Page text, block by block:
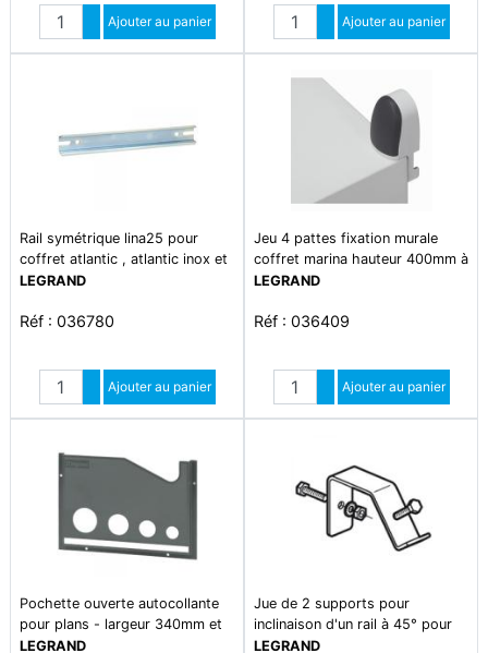
Quantité
Augmenter quantité
Diminuer quantité
Ajouter au panier Quantité
Augmenter quantité
Diminuer quantité
Ajouter au panier
Rail symétrique lina25 pour
coffret atlantic , atlantic inox et
marina largeur 300mm -
LEGRAND
Réf : 036780
Quantité
Augmenter quantité
Diminuer quantité
Ajouter au panier
Jeu 4 pattes fixation murale
coffret marina hauteur 400mm à
1200mm - 150kg max
LEGRAND
Réf : 036409
Quantité
Augmenter quantité
Diminuer quantité
Ajouter au panier
Pochette ouverte autocollante
pour plans - largeur 340mm et
hauteur 235mm - ral7035
LEGRAND
Jue de 2 supports pour
inclinaison d'un rail à 45° pour
coffret marina - avec 4 vis m6 ,
LEGRAND